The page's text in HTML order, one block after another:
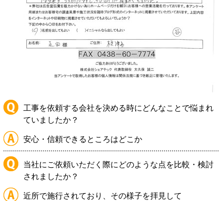
工事を依頼する会社を決める時にどんなことで悩まれ
ていましたか？
安心・信頼できるところはどこか
当社にご依頼いただく際にどのような点を比較・検討
されましたか？
近所で施行されており、その様子を拝見して